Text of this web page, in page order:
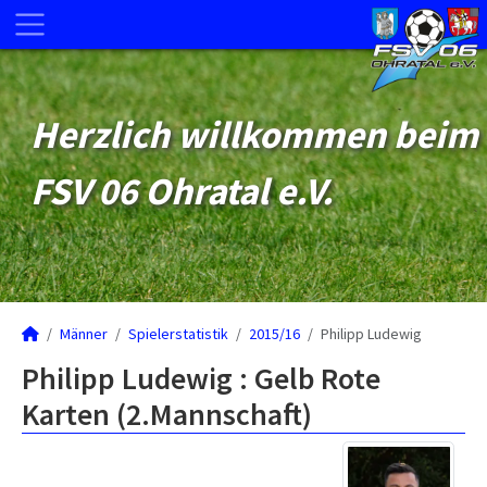
Herzlich willkommen beim
FSV 06 Ohratal e.V.
Männer Spielerstatistik 2015/16 Philipp Ludewig
Philipp Ludewig : Gelb Rote
Karten (2.Mannschaft)